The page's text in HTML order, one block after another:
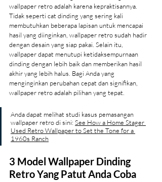
wallpaper retro adalah karena kepraktisannya.
Tidak seperti cat dinding yang sering kali
membutuhkan beberapa lapisan untuk mencapai
hasil yang diinginkan, wallpaper retro sudah hadir
dengan desain yang siap pakai. Selain itu,
wallpaper dapat menutupi ketidaksempurnaan
dinding dengan lebih baik dan memberikan hasil
akhir yang lebih halus. Bagi Anda yang
menginginkan perubahan cepat dan signifikan,
wallpaper retro adalah pilihan yang tepat.
Anda dapat melihat studi kasus pemasangan
wallpaper retro di sini: See How a Home Stager
Used Retro Wallpaper to Set the Tone for a
1960s Ranch
3 Model Wallpaper Dinding
Retro Yang Patut Anda Coba